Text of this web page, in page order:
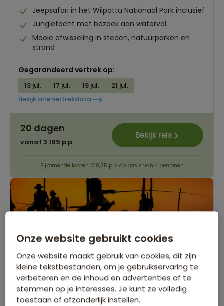
Jeepsafari in het Wilpattu Nationaal Park inclusief
Jungletocht met bezoek aan waterval
Mooie afwisseling in steden, natuurparken en
strand
Gegarandeerd vertrek op:
13 jul. 17 jul. 19 jul.
21 jul.
Bekijk alle vertrekdata
20 dagen
vanaf 3.199 p.p.
Bekijk reis
Bijkomende kosten €18,25 p.p. op basis van 4 personen
Groepsrondreis Sri Lanka Hoogtepunten
Onze website gebruikt cookies
Onze website maakt gebruik van cookies, dit zijn
kleine tekstbestanden, om je gebruikservaring te
verbeteren en de inhoud en advertenties af te
stemmen op je interesses. Je kunt ze volledig
toestaan of afzonderlijk instellen.